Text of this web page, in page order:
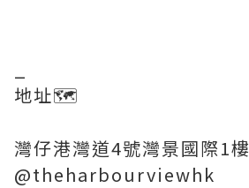
地址🗺
灣仔港灣道4號灣景國際1樓
@theharbourviewhk